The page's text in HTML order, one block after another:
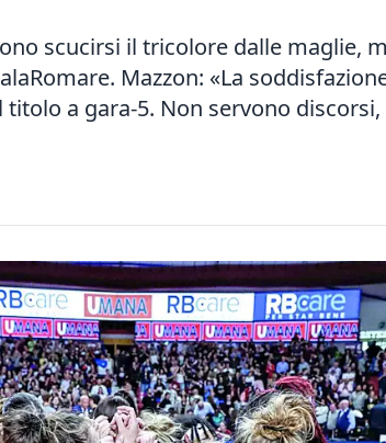
scucirsi il tricolore dalle maglie,
Mazzon: «La
titolo a gara-5. Non servono